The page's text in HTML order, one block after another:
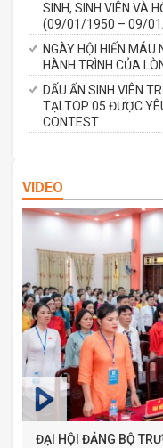
SINH, SINH VIÊN VÀ
(09/01/1950 – 09/
NGÀY HỘI HIẾN
HÀNH TRÌNH CỦA
DẤU ẤN SINH VIÊN
TẠI TOP 05 ĐƯỢC
CONTEST
VIDEO
ĐẠI HỘI ĐẢNG BỘ